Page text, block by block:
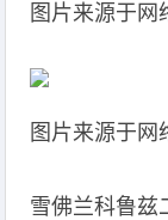
图片来源于网
图片来源于网
雪佛兰科鲁兹